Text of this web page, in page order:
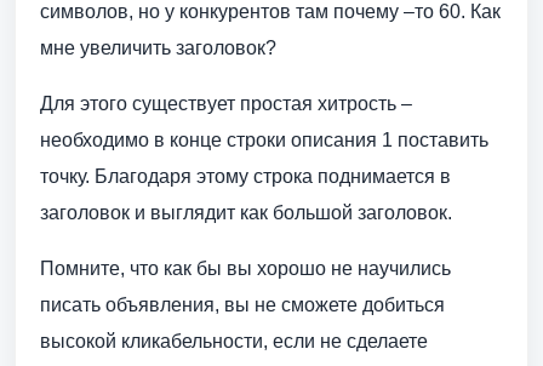
символов, но у конкурентов там почему –то 60. Как
мне увеличить заголовок?
Для этого существует простая хитрость –
необходимо в конце строки описания 1 поставить
точку. Благодаря этому строка поднимается в
заголовок и выглядит как большой заголовок.
Помните, что как бы вы хорошо не научились
писать объявления, вы не сможете добиться
высокой кликабельности, если не сделаете